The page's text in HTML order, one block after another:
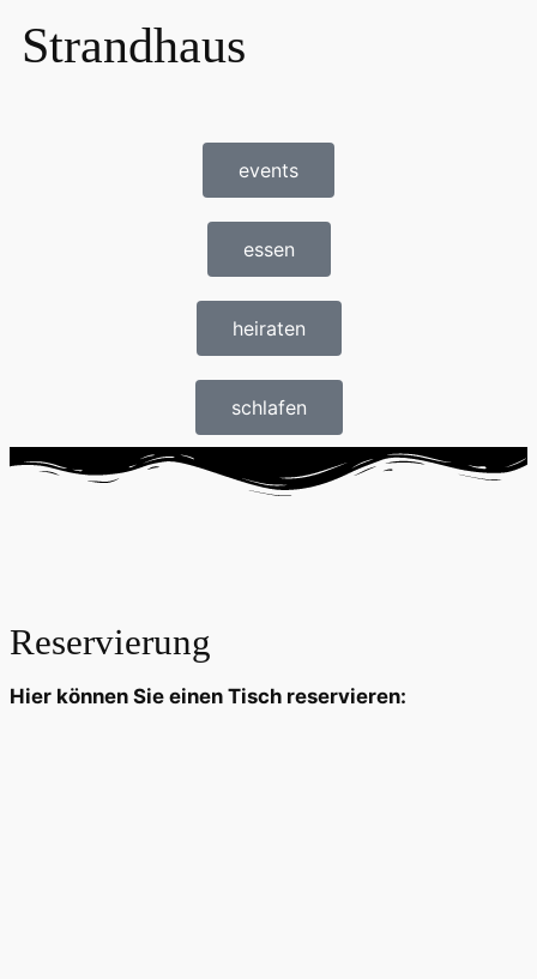
Strandhaus
events
essen
heiraten
schlafen
Reservierung
Hier können Sie einen Tisch reservieren: